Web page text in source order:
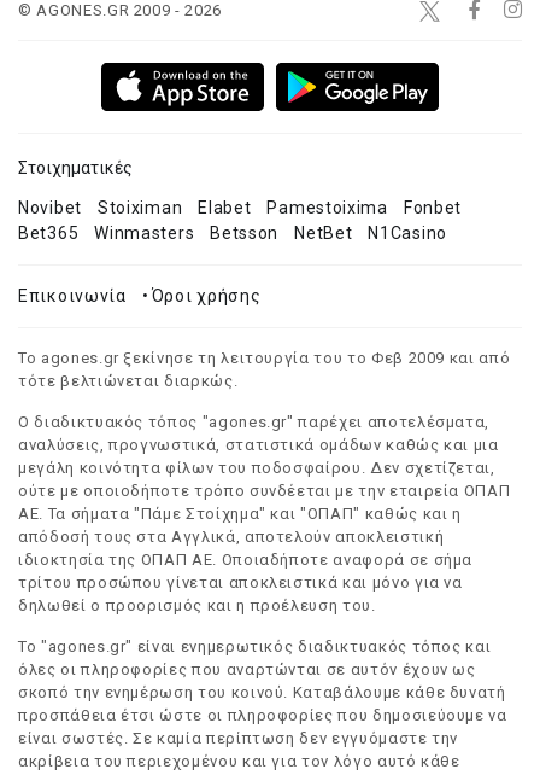
© AGONES.GR 2009 - 2026
Στοιχηματικές
Novibet Stoiximan Elabet Pamestoixima
Fonbet
Bet365
Winmasters Betsson NetBet N1Casino
Επικοινωνία •Όροι χρήσης
Το agones.gr ξεκίνησε τη λειτουργία του το Φεβ 2009 και από
τότε βελτιώνεται διαρκώς.
Ο διαδικτυακός τόπος "agones.gr" παρέχει αποτελέσματα,
αναλύσεις, προγνωστικά, στατιστικά ομάδων καθώς και μια
μεγάλη κοινότητα φίλων του ποδοσφαίρου. Δεν σχετίζεται,
ούτε με οποιοδήποτε τρόπο συνδέεται με την εταιρεία ΟΠΑΠ
ΑΕ. Τα σήματα "Πάμε Στοίχημα" και "ΟΠΑΠ" καθώς και η
απόδοσή τους στα Αγγλικά, αποτελούν αποκλειστική
ιδιοκτησία της ΟΠΑΠ ΑΕ. Οποιαδήποτε αναφορά σε σήμα
τρίτου προσώπου γίνεται αποκλειστικά και μόνο για να
δηλωθεί ο προορισμός και η προέλευση του.
Το "agones.gr" είναι ενημερωτικός διαδικτυακός τόπος και
όλες οι πληροφορίες που αναρτώνται σε αυτόν έχουν ως
σκοπό την ενημέρωση του κοινού. Καταβάλουμε κάθε δυνατή
προσπάθεια έτσι ώστε οι πληροφορίες που δημοσιεύουμε να
είναι σωστές. Σε καμία περίπτωση δεν εγγυόμαστε την
ακρίβεια του περιεχομένου και για τον λόγο αυτό κάθε